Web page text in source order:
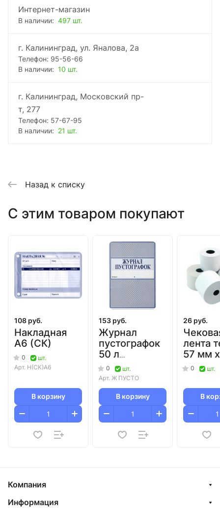
Интернет-магазин
В наличии: 497 шт.
г. Калининград, ул. Яналова, 2а
Телефон: 95-56-66
В наличии: 10 шт.
г. Калининград, Московский пр-
т, 277
Телефон: 57-67-95
В наличии: 21 шт.
Назад к списку
C этим товаром покупают
108 руб.
Накладная
А6 (СК)
0
шт.
Арт. Н(СК)А6
В корзину
153 руб.
Журнал
пустографок
50 л
(книжный
формат)
0
шт.
Арт. Ж ПУСТО
В корзину
26 руб.
лента
57 мм
12 мм
мм)/
0 шт.
В
Компания
Информация